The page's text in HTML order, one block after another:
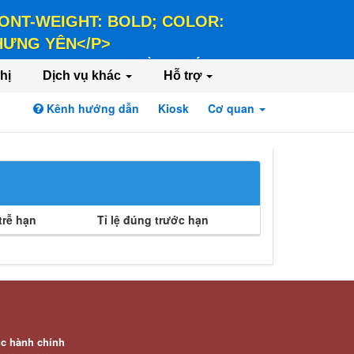
WEIGHT: BOLD; COLOR:
YÊN</P>
COLOR: #FFEE58;">HÀNH CHÍNH PHỤC
Dịch vụ khác Hỗ trợ
Kênh hướng dẫn Kiosk Cơ quan
hạn Tỉ lệ đúng trước hạn
hành chính